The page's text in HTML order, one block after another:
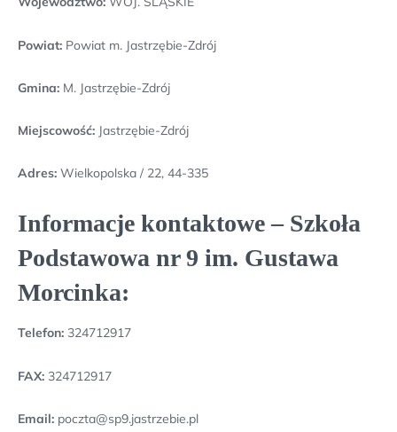
Powiat: Powiat m. Jastrzębie-Zdrój
Gmina: M. Jastrzębie-Zdrój
Miejscowość: Jastrzębie-Zdrój
Adres: Wielkopolska / 22, 44-335
Informacje kontaktowe – Szkoła
Podstawowa nr 9 im. Gustawa
Morcinka:
Telefon: 324712917
FAX: 324712917
Email: poczta@sp9.jastrzebie.pl